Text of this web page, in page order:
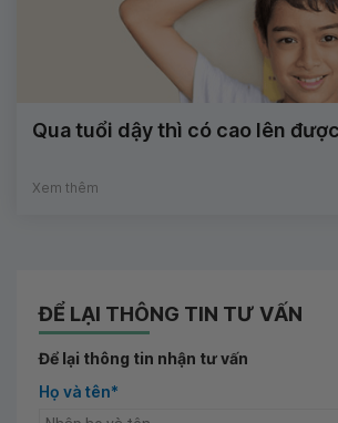
Qua tuổi dậy thì có cao lên
Xem thêm
ĐỂ LẠI THÔNG TIN TƯ VẤN
Để lại thông tin nhận tư vấn
Họ và tên*